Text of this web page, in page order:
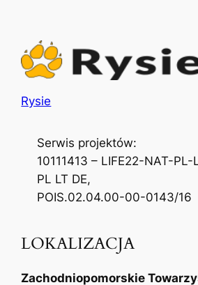
Rysie
Serwis projektów:
10111413 – LIFE22-NAT-PL-
PL LT DE,
POIS.02.04.00-00-0143/16
LOKALIZACJA
Zachodniopomorskie